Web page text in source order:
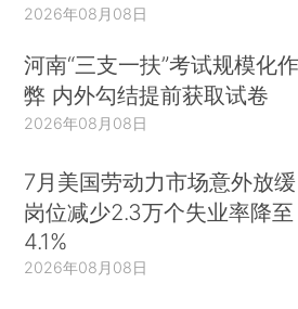
2026年08月08日
河南“三支一扶”考试规模化作
弊 内外勾结提前获取试卷
2026年08月08日
7月美国劳动力市场意外放缓
岗位减少2.3万个失业率降至
4.1%
2026年08月08日